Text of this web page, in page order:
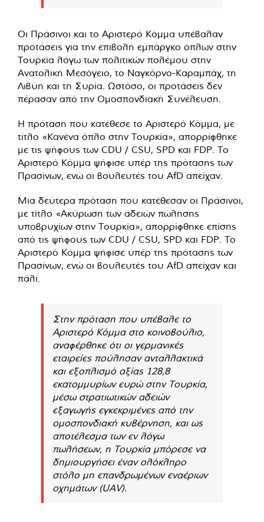
Οι Πράσινοι και το Αριστερό Κόμμα υπέβαλαν
προτάσεις για την επιβολή εμπάργκο όπλων στην
Τουρκία λόγω των πολιτικών πολέμου στην
Ανατολική Μεσόγειο, το Ναγκόρνο-Καραμπάχ, τη
Λιβύη και τη Συρία. Ωστόσο, οι προτάσεις δεν
πέρασαν από την Ομοσπονδιακή Συνέλευση.
Η πρόταση που κατέθεσε το Αριστερό Κόμμα, με
τίτλο «Κανένα όπλο στην Τουρκία», απορρίφθηκε
με τις ψήφους των CDU / CSU, SPD και FDP. Το
Αριστερό Κόμμα ψήφισε υπέρ της πρότασης των
Πρασίνων, ενώ οι βουλευτές του AfD απείχαν.
Μια δεύτερα πρόταση που κατέθεσαν οι Πράσινοι,
με τίτλο «Ακύρωση των αδειών πώλησης
υποβρυχίων στην Τουρκία», απορρίφθηκε επίσης
από τις ψήφους των CDU / CSU, SPD και FDP. Το
Αριστερό Κόμμα ψήφισε υπέρ της πρότασης των
Πρασίνων, ενώ οι βουλευτές του AfD απείχαν και
πάλι.
Στην πρόταση που υπέβαλε το
Αριστερό Κόμμα στο κοινοβούλιο,
αναφέρθηκε ότι οι γερμανικές
εταιρείες πούλησαν ανταλλακτικά
και εξοπλισμό αξίας 128,8
εκατομμυρίων ευρώ στην Τουρκία,
μέσω στρατιωτικών αδειών
εξαγωγής εγκεκριμένες από την
ομοσπονδιακή κυβέρνηση, και ως
αποτέλεσμα των εν λόγω
πωλήσεων, η Τουρκία μπόρεσε να
δημιουργήσει έναν ολόκληρο
στόλο μη επανδρωμένων εναέριων
οχημάτων (UAV).